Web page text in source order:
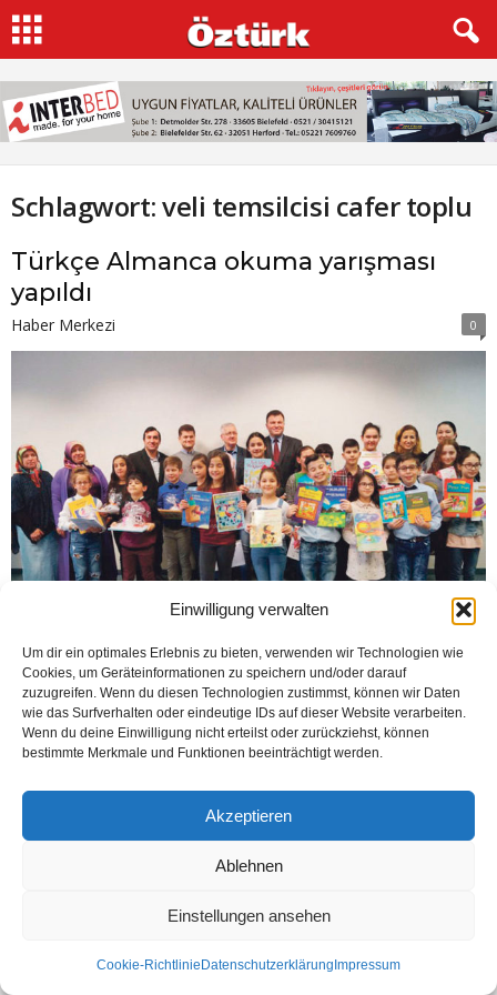
Einwilligung verwalten
Um dir ein optimales Erlebnis zu bieten, verwenden wir Technologien wie
Cookies, um Geräteinformationen zu speichern und/oder darauf
zuzugreifen. Wenn du diesen Technologien zustimmst, können wir Daten
wie das Surfverhalten oder eindeutige IDs auf dieser Website verarbeiten.
Wenn du deine Einwilligung nicht erteilst oder zurückziehst, können
bestimmte Merkmale und Funktionen beeinträchtigt werden.
Akzeptieren
Ablehnen
Einstellungen ansehen
Cookie-Richtlinie Datenschutzerklärung Impressum
Schlagwort: veli temsilcisi cafer toplu
Türkçe Almanca okuma yarışması
yapıldı
Haber Merkezi 0
OELDE (Öztürk) Oelde ve Çevresi Türk Veliler Derneği ile Volkshochschule`nin
(VHS) ortaklaşa düzenlediği Türkçe ve Almanca okuma yarışmasına toplam 20
öğrenci katıldı. Oelde ve...
Datenschutzerklärung